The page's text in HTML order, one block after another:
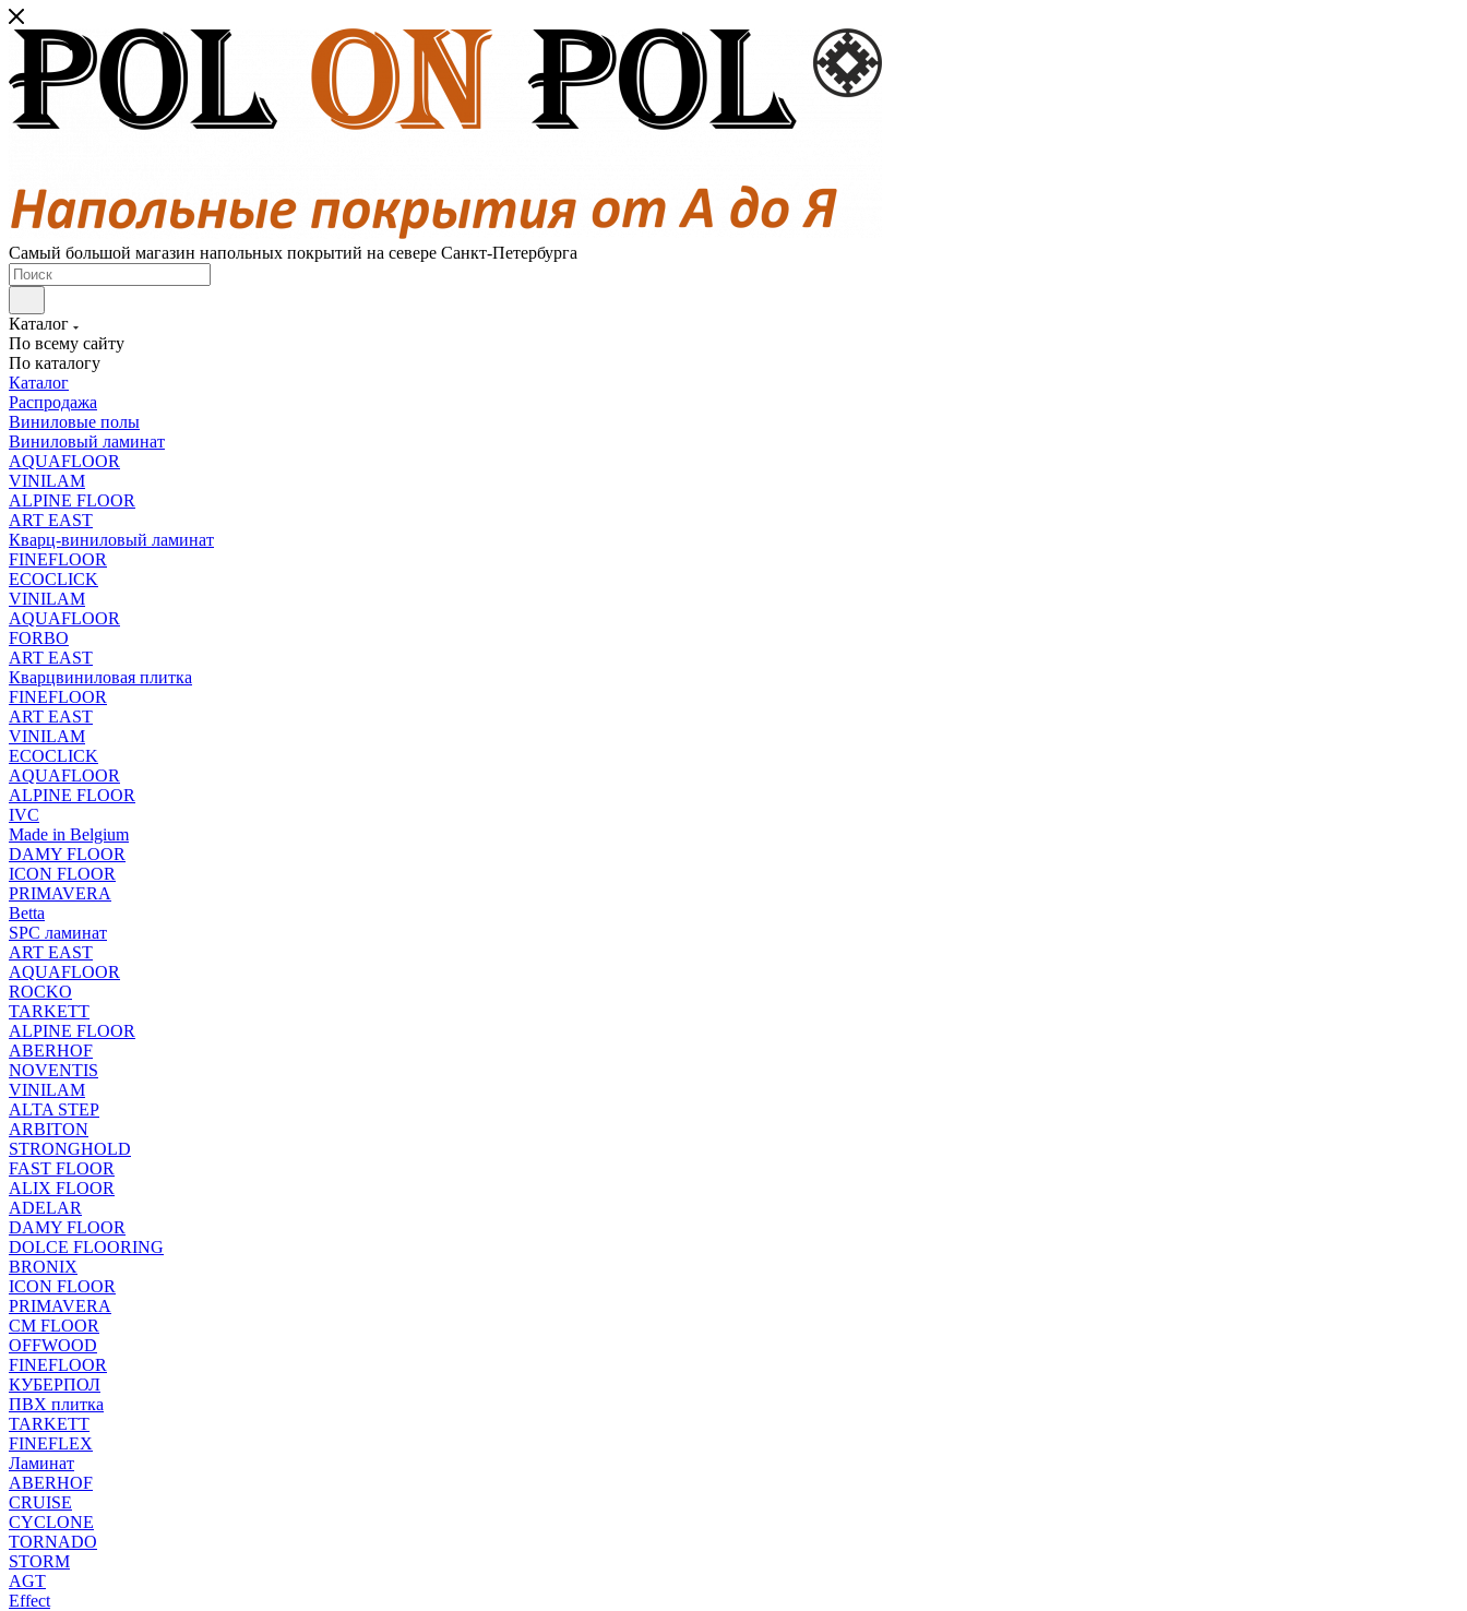
Самый большой магазин напольных покрытий на севере Санкт-Петербурга
Каталог
По всему сайту
По каталогу
Каталог
Распродажа
Виниловые полы
Виниловый ламинат
AQUAFLOOR
VINILAM
ALPINE FLOOR
ART EAST
Кварц-виниловый ламинат
FINEFLOOR
ECOCLICK
VINILAM
AQUAFLOOR
FORBO
ART EAST
Кварцвиниловая плитка
FINEFLOOR
ART EAST
VINILAM
ECOCLICK
AQUAFLOOR
ALPINE FLOOR
IVC
Made in Belgium
DAMY FLOOR
ICON FLOOR
PRIMAVERA
Betta
SPC ламинат
ART EAST
AQUAFLOOR
ROCKO
TARKETT
ALPINE FLOOR
ABERHOF
NOVENTIS
VINILAM
ALTA STEP
ARBITON
STRONGHOLD
FAST FLOOR
ALIX FLOOR
ADELAR
DAMY FLOOR
DOLCE FLOORING
BRONIX
ICON FLOOR
PRIMAVERA
CM FLOOR
OFFWOOD
FINEFLOOR
КУБЕРПОЛ
ПВХ плитка
TARKETT
FINEFLEX
Ламинат
ABERHOF
CRUISE
CYCLONE
TORNADO
STORM
AGT
Effect